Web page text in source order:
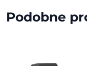
Podobne